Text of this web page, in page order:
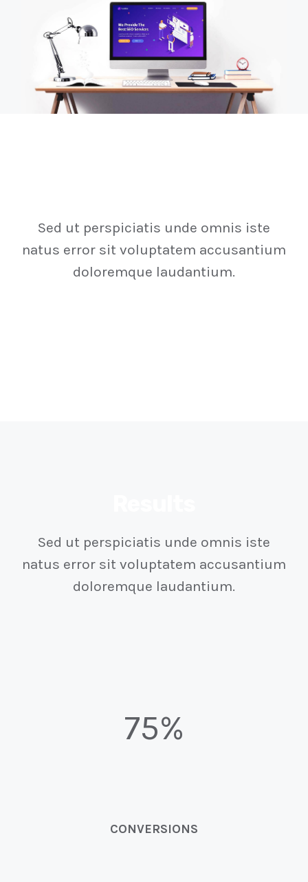
Sed ut perspiciatis unde omnis iste
natus error sit voluptatem accusantium
doloremque laudantium.
Sed ut perspiciatis unde omnis iste
natus error sit voluptatem accusantium
doloremque laudantium.
75%
CONVERSIONS